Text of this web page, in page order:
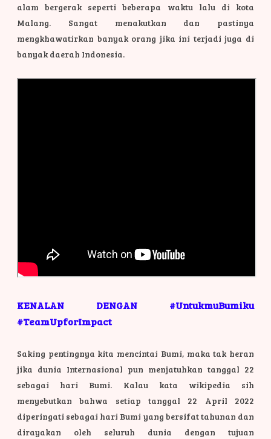
alam bergerak seperti beberapa waktu lalu di kota
Malang. Sangat menakutkan dan pastinya
mengkhawatirkan banyak orang jika ini terjadi juga di
banyak daerah Indonesia.
KENALAN DENGAN #UntukmuBumiku
#TeamUpforImpact
Saking pentingnya kita mencintai Bumi, maka tak heran
jika dunia Internasional pun menjatuhkan tanggal 22
sebagai hari Bumi. Kalau kata wikipedia sih
menyebutkan bahwa setiap tanggal 22 April 2022
diperingati sebagai hari Bumi yang bersifat tahunan dan
dirayakan oleh seluruh dunia dengan tujuan